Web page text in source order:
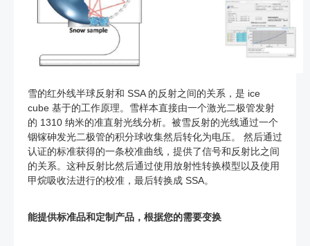
雪的红外线半球反射和 SSA 的反射之间的关系，是 ice
cube 基于的工作原理。雪样本直接由一个激光二极管发射
的 1310 纳米的准直射光线分析。被雪反射的光线通过一个
铟镓砷发光二极管的积分球收集然后转化为电压。 然后通过
认证的标准获得的一条校准曲线，提供了信号和反射比之间
的关系。这种反射比然后通过使用放射性转换模型以及使用
甲烷吸收法进行的校准，最后转换成 SSA。
能提供标准品和定制产品，根据您的需要变换